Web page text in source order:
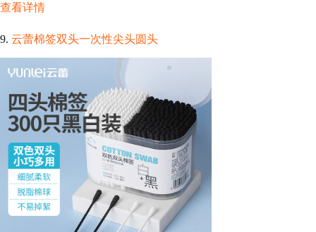
查看详情
9. 云蕾棉签双头一次性尖头圆头